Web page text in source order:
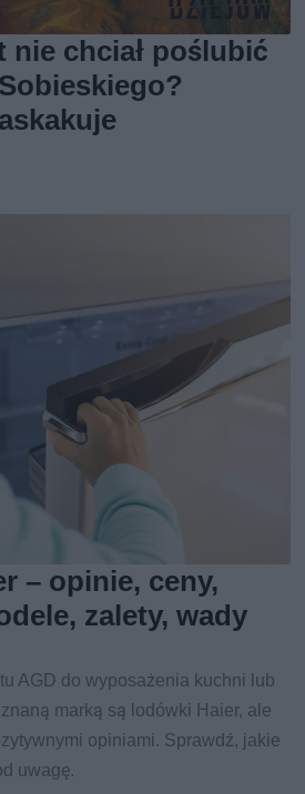
nie chciał poślubić
– opinie, ceny,
zalety, wady
AGD do wyposażenia kuchni lub
marką są lodówki Haier, ale
opiniami. Sprawdź, jakie
uwagę.